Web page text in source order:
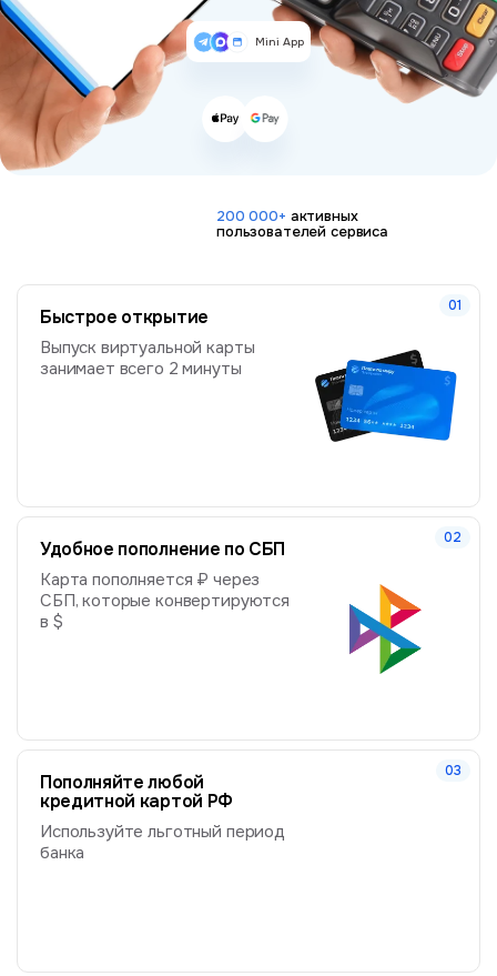
Mini App
200 000+ активных
пользователей сервиса
Быстрое открытие
Выпуск виртуальной карты
занимает всего 2 минуты
Удобное пополнение по СБП
Карта пополняется ₽ через
СБП, которые конвертируются
в $
Пополняйте любой
кредитной картой РФ
Используйте льготный период
банка